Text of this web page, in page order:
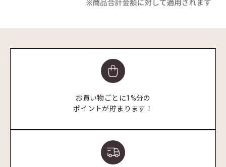
お買い物ごとに1%分の
ポイントが貯まります！